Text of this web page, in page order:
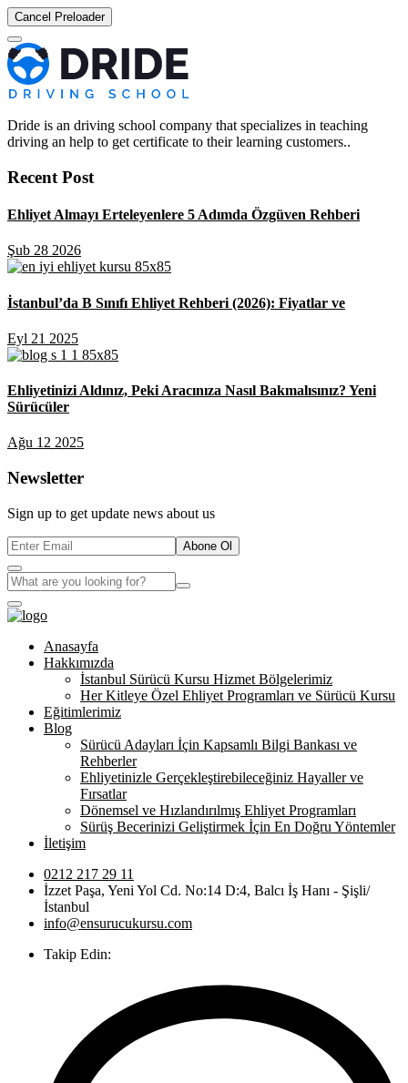
Cancel Preloader
Dride is an driving school company that specializes in teaching
driving an help to get certificate to their learning customers..
Recent Post
Ehliyet Almayı Erteleyenlere 5 Adımda Özgüven Rehberi
Şub 28 2026
İstanbul’da B Sınıfı Ehliyet Rehberi (2026): Fiyatlar ve
Eyl 21 2025
Ehliyetinizi Aldınız, Peki Aracınıza Nasıl Bakmalısınız? Yeni
Sürücüler
Ağu 12 2025
Newsletter
Sign up to get update news about us
Abone Ol
Anasayfa
Hakkımızda
İstanbul Sürücü Kursu Hizmet Bölgelerimiz
Her Kitleye Özel Ehliyet Programları ve Sürücü Kursu
Eğitimlerimiz
Blog
Sürücü Adayları İçin Kapsamlı Bilgi Bankası ve
Rehberler
Ehliyetinizle Gerçekleştirebileceğiniz Hayaller ve
Fırsatlar
Dönemsel ve Hızlandırılmış Ehliyet Programları
Sürüş Becerinizi Geliştirmek İçin En Doğru Yöntemler
İletişim
0212 217 29 11
İzzet Paşa, Yeni Yol Cd. No:14 D:4, Balcı İş Hanı - Şişli/
İstanbul
info@ensurucukursu.com
Takip Edin: